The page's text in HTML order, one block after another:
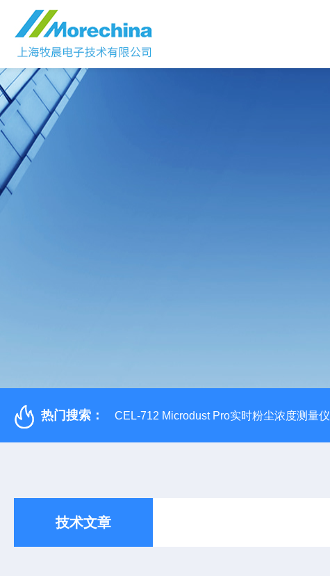
热门搜索： CEL-712 Microdust Pro实时粉尘浓度测量仪
技术文章